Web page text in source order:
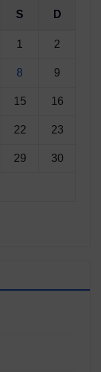
S D
1 2
8 9
15 16
22 23
29 30